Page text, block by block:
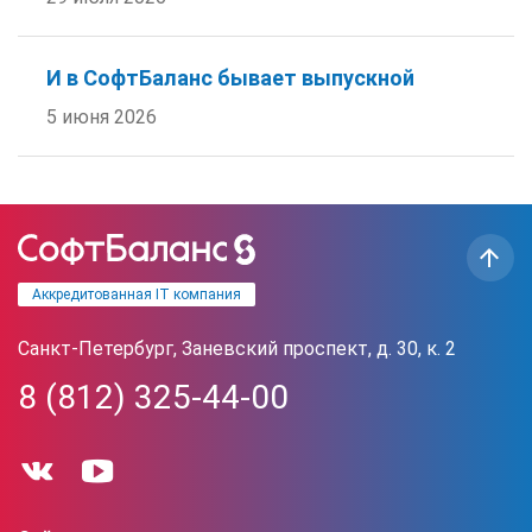
И в СофтБаланс бывает выпускной
5 июня 2026
Аккредитованная IT компания
Санкт-Петербург, Заневский проспект, д. 30, к. 2
8 (812) 325-44-00